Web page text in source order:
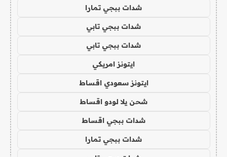
شدات ببجي تمارا
شدات ببجي تابي
شدات ببجي تابي
ايتونز امريكي
ايتونز سعودي اقساط
شحن يلا لودو اقساط
شدات ببجي اقساط
شدات ببجي تمارا